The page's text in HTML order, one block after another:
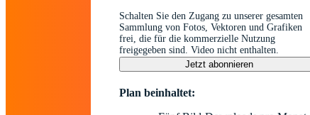
Schalten Sie den Zugang zu unserer gesamten
Sammlung von Fotos, Vektoren und Grafiken
frei, die für die kommerzielle Nutzung
freigegeben sind. Video nicht enthalten.
Jetzt abonnieren
Plan beinhaltet: